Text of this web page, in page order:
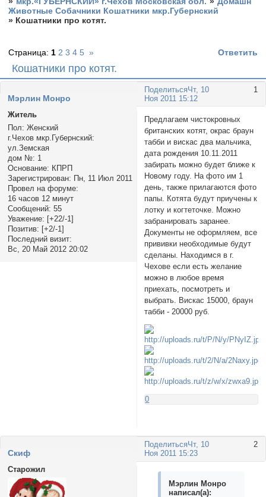
Животные Собачники Кошатники мкр.Губернский
» Кошатники про котят.
Кошатники про котят.
Страница: 1 2 3 4 5 » Ответить
Поделиться 1
Чт, 10
Ноя 2011 15:12
Мэрлин Монро
Житель
Пол: Женский
г.Чехов мкр.Губернский:
ул.Земская
дом №: 1
Основание: КПРП
Зарегистрирован: Пн, 11 Июл 2011
Провел на форуме:
16 часов 12 минут
Сообщений: 55
Уважение: [+22/-1]
Позитив: [+2/-1]
Последний визит:
Вс, 20 Май 2012 20:02
Предлагаем чистокровных
британских котят, окрас браун
табби и вискас два мальчика,
дата рождения 10.11.2011
забирать можно будет ближе к
Новому году. На фото им 1
день, также прилагаются фото
папы. Котята будут приучены к
лотку и когтеточке. Можно
забранировать заранее.
Документы не оформляем, все
прививки необходимые будут
сделаны. Находимся в г.
Чехове если есть желание
можно в любое время
приехать, посмотреть и
выбрать. Вискас 15000, браун
табби - 20000 руб.
0
Поделиться 2
Чт, 10
Ноя 2011 15:23
Cкиф
Старожил
Мэрлин Монро
написал(а):